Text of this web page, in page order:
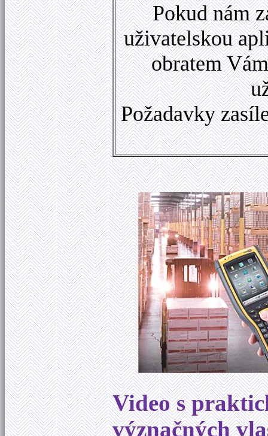
Pokud nám
uživatelskou
obratem
Požadavky
Video s
význačných